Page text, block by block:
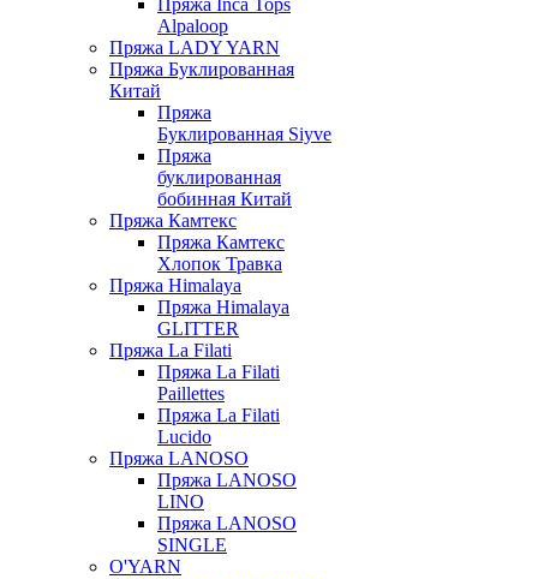
Пряжа Inca Tops
Alpaloop
Пряжа LADY YARN
Пряжа Буклированная
Китай
Пряжа
Буклированная Siyve
Пряжа
буклированная
бобинная Китай
Пряжа Камтекс
Пряжа Камтекс
Хлопок Травка
Пряжа Himalaya
Пряжа Himalaya
GLITTER
Пряжа La Filati
Пряжа La Filati
Paillettes
Пряжа La Filati
Lucido
Пряжа LANOSO
Пряжа LANOSO
LINO
Пряжа LANOSO
SINGLE
O'YARN